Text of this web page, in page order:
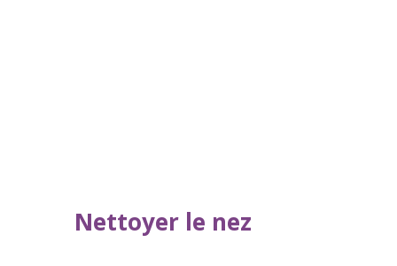
Nettoyer le nez